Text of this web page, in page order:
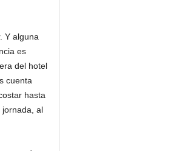
Y alguna
es
del hotel
cuenta
hasta
al